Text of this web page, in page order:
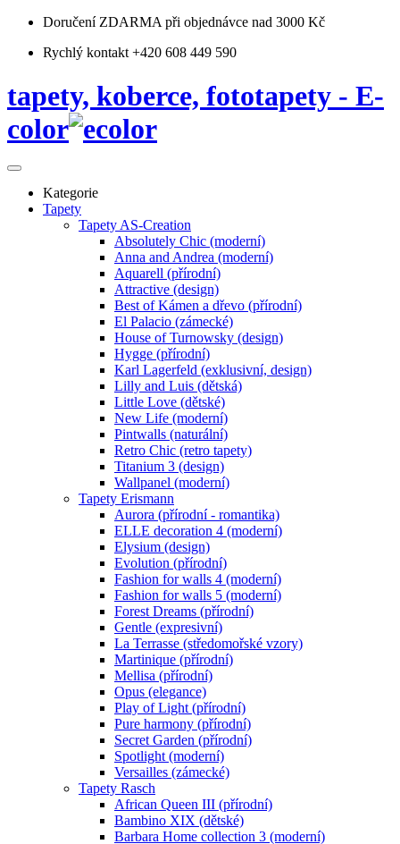
Doručení ZDARMA při objednávce nad 3000 Kč
Rychlý kontakt +420 608 449 590
tapety, koberce, fototapety - E-
color
Kategorie
Tapety
Tapety AS-Creation
Absolutely Chic (moderní)
Anna and Andrea (moderní)
Aquarell (přírodní)
Attractive (design)
Best of Kámen a dřevo (přírodní)
El Palacio (zámecké)
House of Turnowsky (design)
Hygge (přírodní)
Karl Lagerfeld (exklusivní, design)
Lilly and Luis (dětská)
Little Love (dětské)
New Life (moderní)
Pintwalls (naturální)
Retro Chic (retro tapety)
Titanium 3 (design)
Wallpanel (moderní)
Tapety Erismann
Aurora (přírodní - romantika)
ELLE decoration 4 (moderní)
Elysium (design)
Evolution (přírodní)
Fashion for walls 4 (moderní)
Fashion for walls 5 (moderní)
Forest Dreams (přírodní)
Gentle (expresivní)
La Terrasse (středomořské vzory)
Martinique (přírodní)
Mellisa (přírodní)
Opus (elegance)
Play of Light (přírodní)
Pure harmony (přírodní)
Secret Garden (přírodní)
Spotlight (moderní)
Versailles (zámecké)
Tapety Rasch
African Queen III (přírodní)
Bambino XIX (dětské)
Barbara Home collection 3 (moderní)